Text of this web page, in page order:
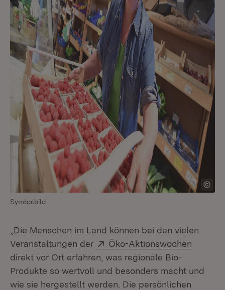
Symbolbild
„Die Menschen im Land können bei den vielen
Veranstaltungen der
Extern:
Öko-Aktionswochen
direkt vor Ort erfahren, was regionale Bio-
Produkte so wertvoll und besonders macht und
wie sie hergestellt werden. Die persönlichen